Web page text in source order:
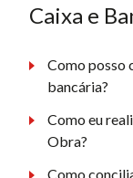
Caixa e
Como posso
bancária?
Como eu
Obra?
Como